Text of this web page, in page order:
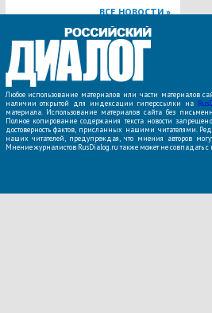
ВСЕ НОВОСТИ »
Любое использование материалов или части материалов
наличии открытой для индексации гиперссылки на
материала. Использование материалов сайта без
Полное копирование содержания текста новости
достоверность фактов, присланных нашими читателями.
наших читателей, предупреждая, что мнения авторов
Мнение журналистов RusDialog.ru также может не совпадать